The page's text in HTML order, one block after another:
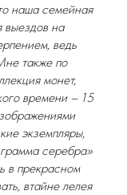
наша семейная
выездов на
ведь
также по
монет,
времени – 15
экземпляры,
серебра»
в прекрасном
втайне лелея